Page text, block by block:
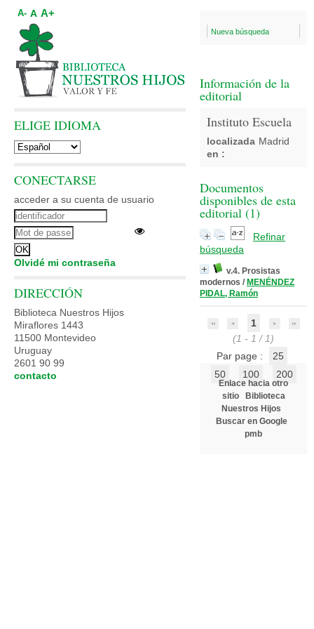
Nueva búsqueda
Información de la
editorial
Instituto Escuela
localizada
en :
Madrid
Documentos
disponibles de esta
editorial (1)
Refinar
búsqueda
v.4. Prosistas
modernos / MENÉNDEZ
PIDAL, Ramón
1
(1 - 1 / 1)
Par page :
25
50
100 200
Enlace hacia otro
sitio
Biblioteca
Nuestros Hijos
Buscar en Google
pmb
A- A A+
ELIGE IDIOMA
CONECTARSE
acceder a su cuenta de usuario
Olvidé mi contraseña
DIRECCIÓN
Biblioteca Nuestros Hijos
Miraflores 1443
11500 Montevideo
Uruguay
2601 90 99
contacto